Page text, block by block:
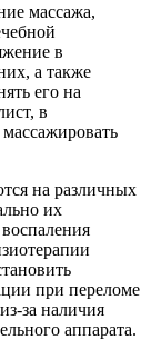
массажа,
в
а также
его на
в
на различных
их
при переломе
за наличия
аппарата.